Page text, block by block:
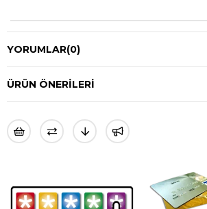
YORUMLAR(0)
ÜRÜN ÖNERILERI